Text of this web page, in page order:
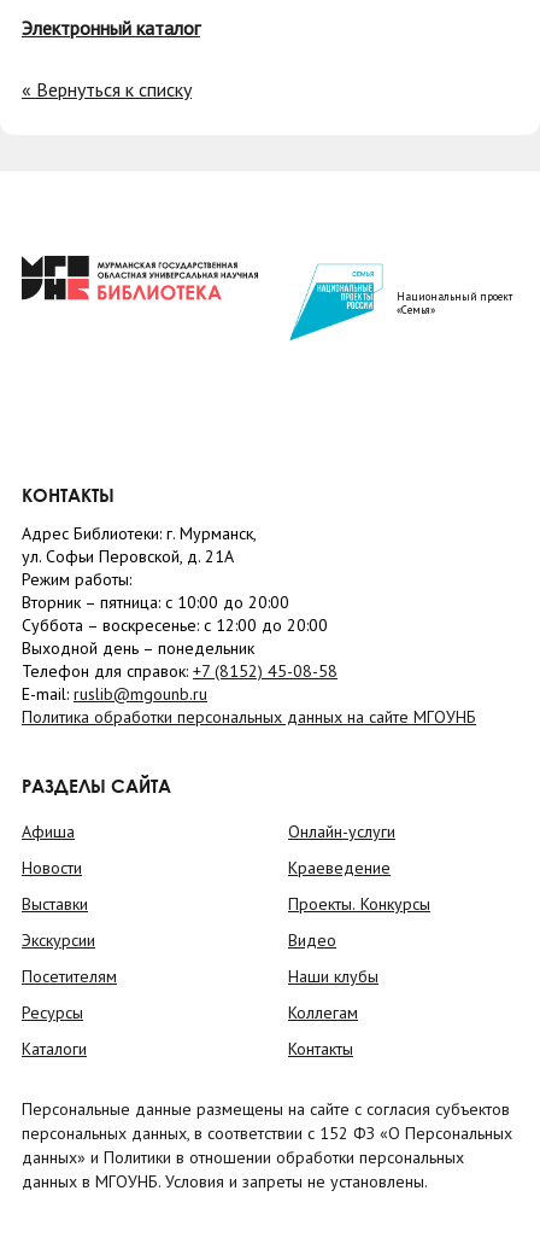
Электронный каталог
« Вернуться к списку
Национальный проект
«Семья»
КОНТАКТЫ
Адрес Библиотеки: г. Мурманск,
ул. Софьи Перовской, д. 21А
Режим работы:
Вторник – пятница: с 10:00 до 20:00
Суббота – воскресенье: c 12:00 до 20:00
Выходной день – понедельник
Телефон для справок: +7 (8152) 45-08-58
E-mail: ruslib@mgounb.ru
Политика обработки персональных данных на сайте МГОУНБ
РАЗДЕЛЫ САЙТА
Афиша
Новости
Выставки
Экскурсии
Посетителям
Ресурсы
Каталоги
Онлайн-услуги
Краеведение
Проекты. Конкурсы
Видео
Наши клубы
Коллегам
Контакты
Персональные данные размещены на сайте с согласия субъектов
персональных данных, в соответствии с 152 ФЗ «О Персональных
данных» и Политики в отношении обработки персональных
данных в МГОУНБ. Условия и запреты не установлены.